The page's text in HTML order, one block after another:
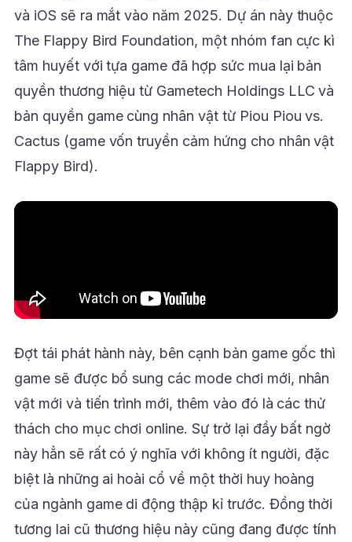
và iOS sẽ ra mắt vào năm 2025. Dự án này thuộc
The Flappy Bird Foundation, một nhóm fan cực kì
tâm huyết với tựa game đã hợp sức mua lại bản
quyền thương hiệu từ Gametech Holdings LLC và
bản quyền game cùng nhân vật từ Piou Piou vs.
Cactus (game vốn truyền cảm hứng cho nhân vật
Flappy Bird).
Đợt tái phát hành này, bên cạnh bản game gốc thì
game sẽ được bổ sung các mode chơi mới, nhân
vật mới và tiến trình mới, thêm vào đó là các thử
thách cho mục chơi online. Sự trở lại đầy bất ngờ
này hẳn sẽ rất có ý nghĩa với không ít người, đặc
biệt là những ai hoài cổ về một thời huy hoàng
của ngành game di động thập kỉ trước. Đồng thời
tương lai cũ thương hiệu này cũng đang được tính